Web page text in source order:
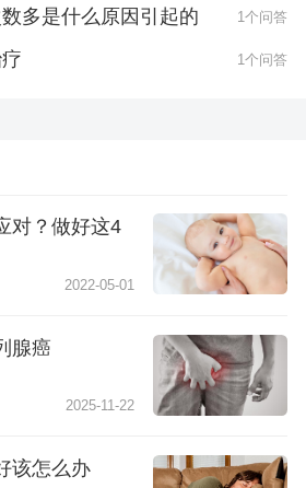
多是什么原因引起的 1个问答
1个问答
对？做好这4
2022-05-01
腺癌
2025-11-22
该怎么办